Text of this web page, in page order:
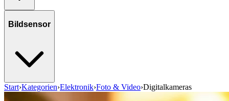
Bildsensor
Start›Kategorien›Elektronik›Foto & Video›Digitalkameras